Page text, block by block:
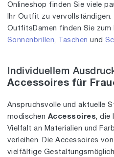
Onlineshop finden Sie viele
Ihr Outfit zu vervollständigen.
OutfitsDamen finden Sie zum
Sonnenbrillen, Taschen und
Individuellem
Accessoires für
Anspruchsvolle und aktuelle
modischen Accessoires, die
Vielfalt an Materialien und
verleihen. Die Accessoires
vielfältige